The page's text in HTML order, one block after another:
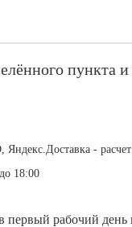
пункта и
-
18:00
рабочий день